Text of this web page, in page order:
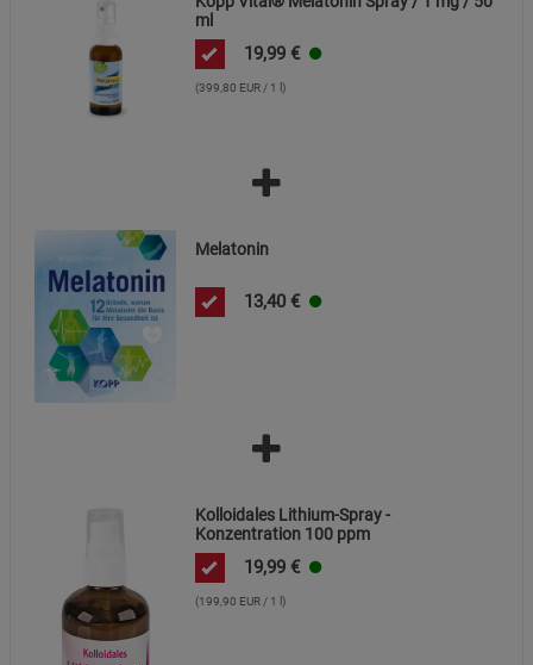
ml
19,99 €
(399,80 EUR / 1 l)
Melatonin
13,40 €
Kolloidales Lithium-Spray -
Konzentration 100 ppm
19,99 €
(199,90 EUR / 1 l)
Cookie-Informationen
Datenschutzerklärung